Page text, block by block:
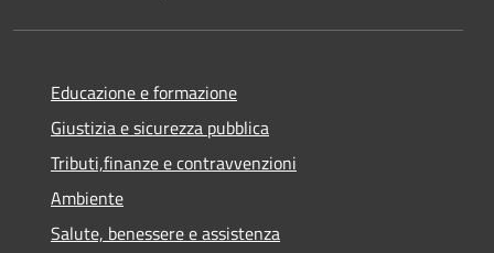
Educazione e formazione
Giustizia e sicurezza pubblica
Tributi,finanze e contravvenzioni
Ambiente
Salute, benessere e assistenza